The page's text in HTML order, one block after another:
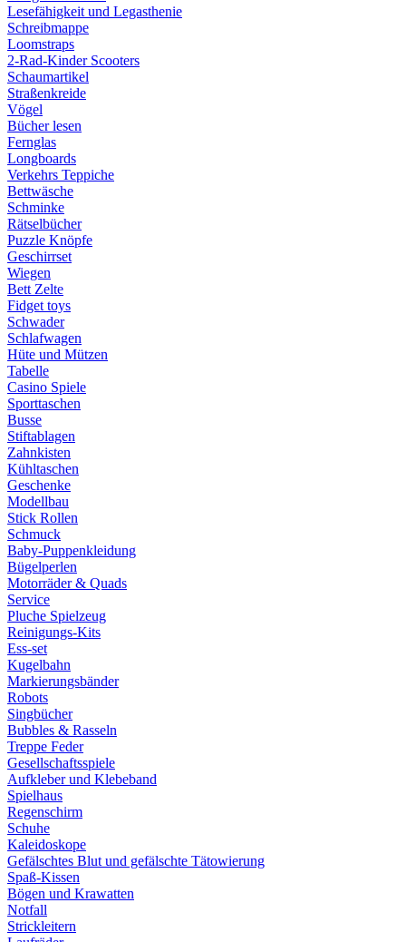
Lesefähigkeit und Legasthenie
Schreibmappe
Loomstraps
2-Rad-Kinder Scooters
Schaumartikel
Straßenkreide
Vögel
Bücher lesen
Fernglas
Longboards
Verkehrs Teppiche
Bettwäsche
Schminke
Rätselbücher
Puzzle Knöpfe
Geschirrset
Wiegen
Bett Zelte
Fidget toys
Schwader
Schlafwagen
Hüte und Mützen
Tabelle
Casino Spiele
Sporttaschen
Busse
Stiftablagen
Zahnkisten
Kühltaschen
Geschenke
Modellbau
Stick Rollen
Schmuck
Baby-Puppenkleidung
Bügelperlen
Motorräder & Quads
Service
Pluche Spielzeug
Reinigungs-Kits
Ess-set
Kugelbahn
Markierungsbänder
Robots
Singbücher
Bubbles & Rasseln
Treppe Feder
Gesellschaftsspiele
Aufkleber und Klebeband
Spielhaus
Regenschirm
Schuhe
Kaleidoskope
Gefälschtes Blut und gefälschte Tätowierung
Spaß-Kissen
Bögen und Krawatten
Notfall
Strickleitern